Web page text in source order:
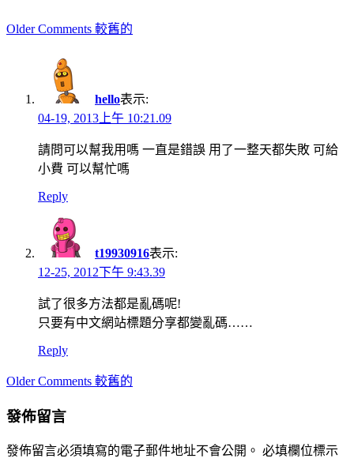
Comment
Older Comments 較舊的
hello表示:
04-19, 2013上午 10:21.09
請問可以幫我用嗎 一直是錯誤 用了一整天都失敗 可給
小費 可以幫忙嗎
Reply
t19930916表示:
12-25, 2012下午 9:43.39
試了很多方法都是亂碼呢!
只要有中文網站標題分享都變亂碼……
Reply
Comment
Older Comments 較舊的
發佈留言
發佈留言必須填寫的電子郵件地址不會公開。 必填欄位標示